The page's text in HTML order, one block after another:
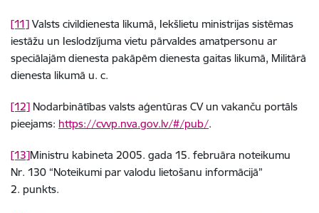
[11] Valsts civildienesta likumā, Iekšlietu ministrijas sistēmas
iestāžu un Ieslodzījuma vietu pārvaldes amatpersonu ar
speciālajām dienesta pakāpēm dienesta gaitas likumā, Militārā
dienesta likumā u. c.
[12] Nodarbinātības valsts aģentūras CV un vakanču portāls
pieejams: https://cvvp.nva.gov.lv/#/pub/.
[13]Ministru kabineta 2005. gada 15. februāra noteikumu
Nr. 130 “Noteikumi par valodu lietošanu informācijā”
2. punkts.